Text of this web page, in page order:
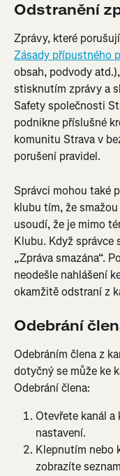
Odstranění
Zprávy, které
Zásady přípustného
obsah, podvody
stisknutím zprávy a
Safety společnosti
podnikne příslušné
komunitu Strava v
porušení pravidel.
Správci mohou také
klubu tím, že
usoudí, že je mimo
Klubu. Když správce
„Zpráva smazána“.
neodešle nahlášení
okamžitě odstraní z
Odebrání
Odebráním člena z
dotyčný se může ke
Odebrání člena:
Otevřete kanál
nastavení.
Klepnutím nebo
zobrazíte